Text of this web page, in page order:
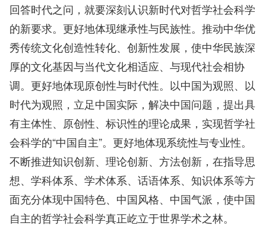
回答时代之问，就要深刻认识新时代对哲学社会科学
的新要求。更好地体现继承性与民族性。推动中华优
秀传统文化创造性转化、创新性发展，使中华民族深
厚的文化基因与当代文化相适应、与现代社会相协
调。更好地体现原创性与时代性。以中国为观照、以
时代为观照，立足中国实际，解决中国问题，提出具
有主体性、原创性、标识性的理论成果，实现哲学社
会科学的“中国自主”。更好地体现系统性与专业性。
不断推进知识创新、理论创新、方法创新，在指导思
想、学科体系、学术体系、话语体系、知识体系等方
面充分体现中国特色、中国风格、中国气派，使中国
自主的哲学社会科学真正屹立于世界学术之林。